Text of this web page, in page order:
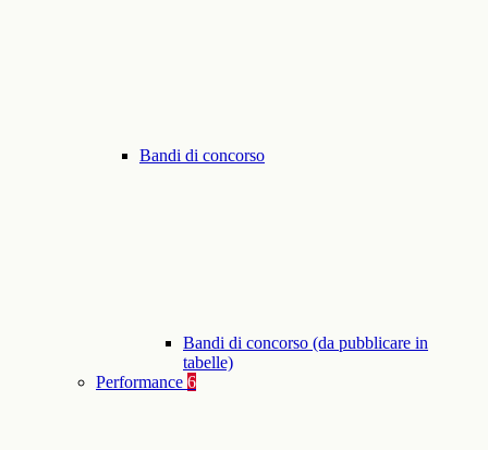
Bandi di concorso
Bandi di concorso (da pubblicare in
tabelle)
Performance 6